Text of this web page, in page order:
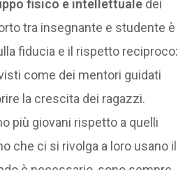
fisico e intellettuale dei
tra insegnante e studente è
fiducia e il rispetto reciproco:
come dei mentori guidati
la crescita dei ragazzi.
più giovani rispetto a quelli
che ci si rivolga a loro usano il